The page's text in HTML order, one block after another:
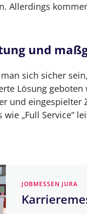
Allerdings
und
sich sicher
Lösung
und
„Full Service“
JOBMESSEN JURA